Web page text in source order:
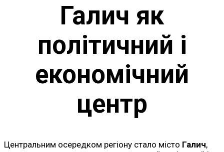
Галич як
політичний і
економічний
центр
Центральним осередком регіону стало місто Галич,